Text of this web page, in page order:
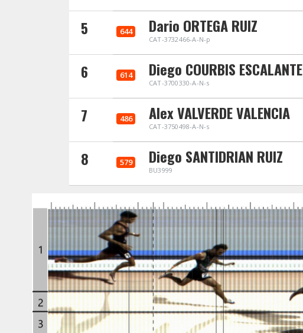
5 644 Dario ORTEGA RUIZ
CAT-3732466-A-N-p
6 614 Diego COURBIS ESCALANTE
CAT-3700330-A-N-s
7 486 Alex VALVERDE VALENCIA
CAT-3750498-A-N-s
8 579 Diego SANTIDRIAN RUIZ
BU3999